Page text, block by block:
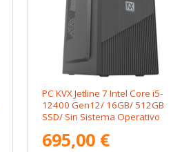
PC KVX Jetline 7 Intel Core i5-
12400 Gen12/ 16GB/ 512GB
SSD/ Sin Sistema Operativo
695,00 €